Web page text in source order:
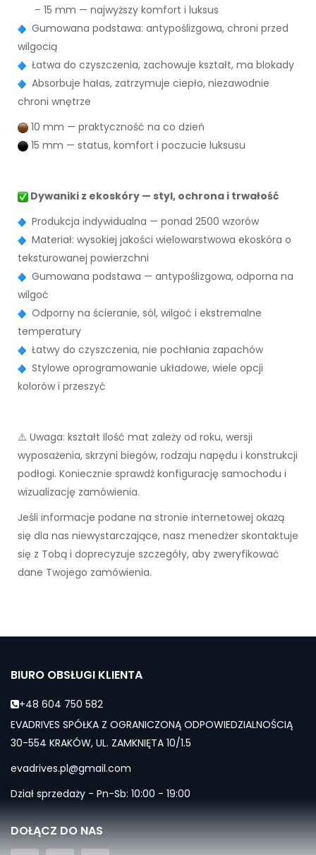
– 15 mm — najwyższy komfort i luksus
Gumowana podstawa: antypoślizgowa, chroni przed
wilgocią
Łatwa do czyszczenia, zachowuje kształt, ma blokady
Absorbuje hałas, zatrzymuje ciepło, niezawodnie
chroni wnętrze
10 mm — praktyczność na co dzień
15 mm — status, komfort i poczucie luksusu
Dywaniki z ekoskóry — styl, ochrona i trwałość
Produkcja indywidualna — ponad 2500 wzorów
Materiał: wysokiej jakości wielowarstwowa ekoskóra o
teksturowanej powierzchni
Gumowana podstawa — antypoślizgowa, odporna na
wilgoć
Odporny na ścieranie, sól, wilgoć i ekstremalne
temperatury
Łatwy do czyszczenia, nie pochłania zapachów
Stylowe oprogramowanie układowe, wiele opcji
kolorów i przeszyć
⚠️ Uwaga: kształt Ilość mat zależy od roku, wersji
wyposażenia, skrzyni biegów, rodzaju napędu i konstrukcji
podłogi. Koniecznie sprawdź konfigurację samochodu i
wizualizację zamówienia.
Jeśli informacje podane na stronie internetowej okażą
się dla nas niewystarczające, nasz menedżer skontaktuje
się z Tobą i doprecyzuje szczegóły, aby zweryfikować
dane Twojego zamówienia.
BIURO OBSŁUGI KLIENTA
+48 604 750 582
EVADRIVES SPÓŁKA Z OGRANICZONĄ ODPOWIEDZIALNOŚCIĄ
30-554 KRAKÓW, UL. ZAMKNIĘTA 10/1.5
evadrives.pl@gmail.com
Dział sprzedaży - Pn-Sb: 10:00 - 19:00
DOŁĄCZ DO NAS